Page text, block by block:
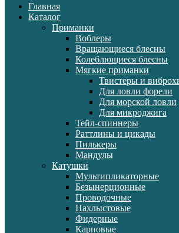
Главная
Каталог
Приманки
Воблеры
Вращающиеся блесны
Колеблющиеся блесны
Мягкие приманки
Твистеры и
Для ловли форели
Для морской ловли
Для микроджига
Тейл-спиннеры
Раттлины и цикады
Пилькеры
Мандулы
Катушки
Мультипликаторные
Безынерционные
Проводочные
Нахлыстовые
Фидерные
Карповые